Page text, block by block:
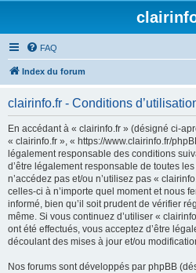
FAQ
Index du forum
clairinfo.fr - Conditions
En accédant à « clairinfo.fr » (désigné ci-
« clairinfo.fr », « https://www.clairinfo.fr/
légalement responsable des conditions
d’être légalement responsable de toutes
n’accédez pas et/ou n’utilisez pas «
celles-ci à n’importe quel moment et nous
informé, bien qu’il soit prudent de vérifier
même. Si vous continuez d’utiliser «
ont été effectués, vous acceptez d’être
découlant des mises à jour et/ou
Nos forums sont développés par phpBB